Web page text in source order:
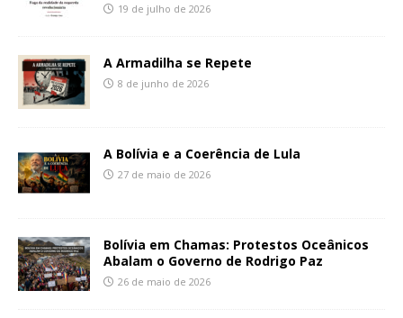
19 de julho de 2026
A Armadilha se Repete
8 de junho de 2026
A Bolívia e a Coerência de Lula
27 de maio de 2026
Bolívia em Chamas: Protestos Oceânicos
Abalam o Governo de Rodrigo Paz
26 de maio de 2026